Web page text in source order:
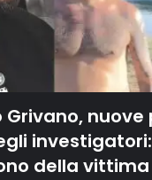
Grivano, nuove
della vittima